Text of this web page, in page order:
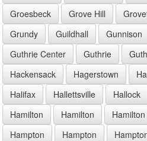
Groesbeck
Grove Hill
Grundy
Guildhall Gunnison
Guthrie Center
Guthrie
Hackensack
Hagerstown
Halifax
Hallettsville Hallock
Hamilton
Hamilton Hamilton
Hampton
Hampton